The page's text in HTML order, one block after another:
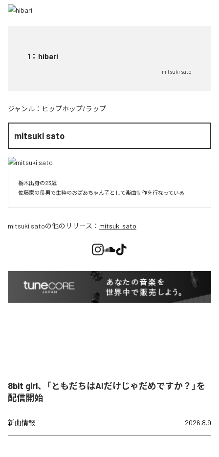
1 ： hibari
mitsuki sato
ジャンル： ヒップホップ/ラップ
mitsuki sato
栃木出身の23歳
佐藤家の長男で生粋のおばあちゃん子として楽曲制作を行なっている
mitsuki satoの他のリリース： mitsuki sato
8bit girl、「ともだちはAIだけじゃだめですか？」を
配信開始
新曲情報 2026.8.9